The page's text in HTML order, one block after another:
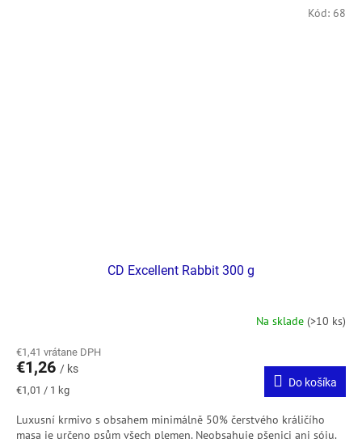
CD Excellent Rabbit 300 g
Na sklade (>10 ks)
€1,41 vrátane DPH
€1,26 / ks
Jednotková
€1,01 / 1 kg
Do košíka
Luxusní krmivo s obsahem minimálně 50% čerstvého králičího
masa je určeno psům všech plemen. Neobsahuje pšenici ani sóju.
Kód: 68